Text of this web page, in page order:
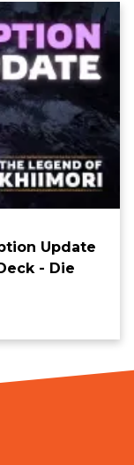
Update
- Die